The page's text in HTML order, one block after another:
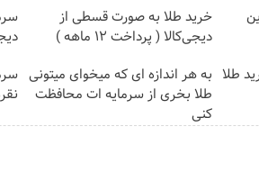
خرید طلا به صورت قسطی از
دیجی‌کالا ( پرداخت 12 ماهه )
طلا به هر اندازه ای که میخوای میتونی
طلا بخری از سرمایه ات محافظت
کنی